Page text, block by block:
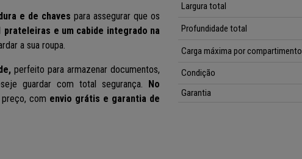
e de chaves para assegurar que os
prateleiras e um cabide integrado na
a sua roupa.
perfeito para armazenar documentos,
guardar com total segurança. No
com envio grátis e garantia de
Largura total
Profundidade total
Carga máxima por compartimento
Condição
Garantia